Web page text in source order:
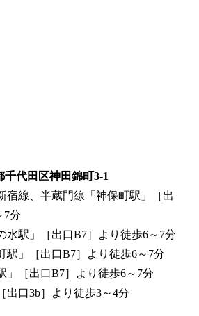
代田区神田錦町3-1
宿線、半蔵門線「神保町駅」［出
7分
水駅」［出口B7］より徒歩6～7分
駅」［出口B7］より徒歩6～7分
」［出口B7］より徒歩6～7分
出口3b］より徒歩3～4分